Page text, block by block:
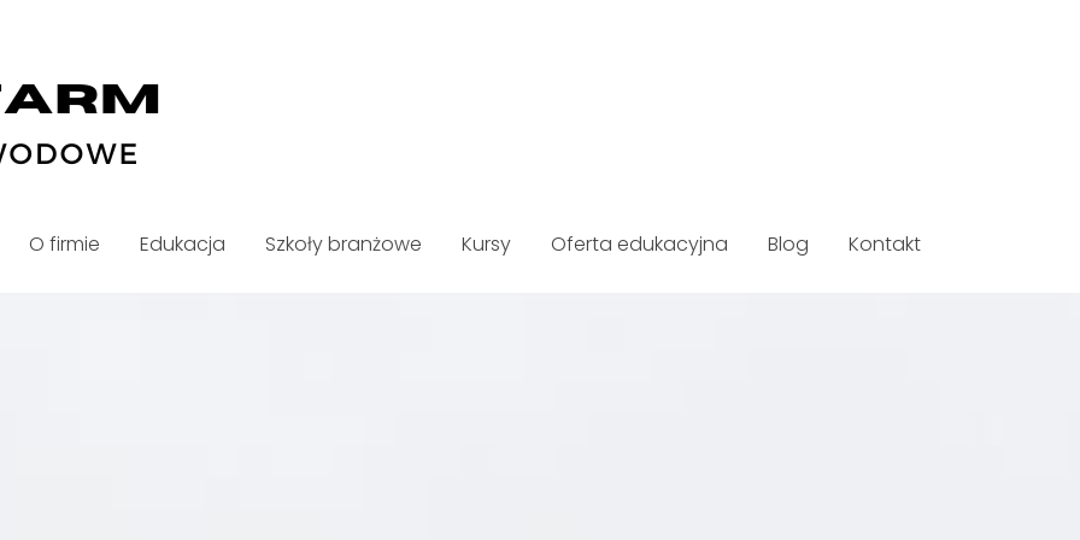
O firmie Edukacja Szkoły branżowe Kursy Oferta edukacyjna Blog Kontakt